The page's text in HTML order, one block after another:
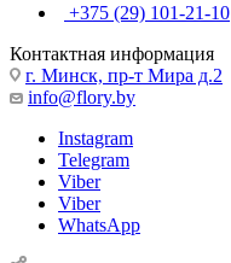
+375 (29) 101-21-10
Контактная информация
г. Минск, пр-т Мира д.2
info@flory.by
Instagram
Telegram
Viber
Viber
WhatsApp